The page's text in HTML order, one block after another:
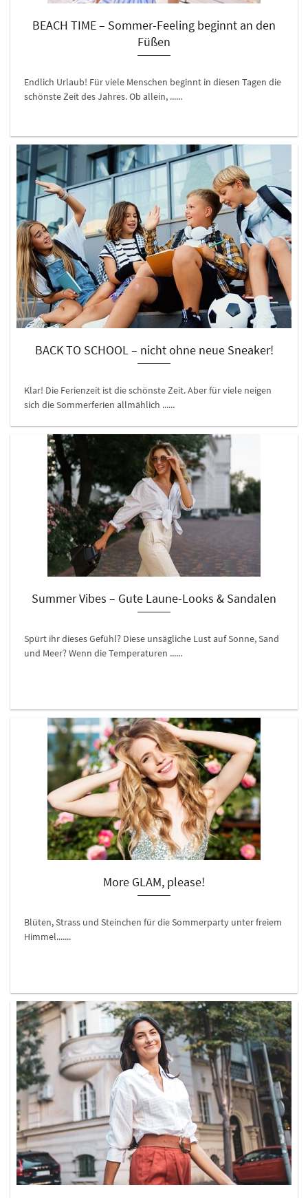
BEACH TIME – Sommer-Feeling beginnt an den
Füßen
Endlich Urlaub! Für viele Menschen beginnt in diesen Tagen die
schönste Zeit des Jahres. Ob allein, ......
BACK TO SCHOOL – nicht ohne neue Sneaker!
Klar! Die Ferienzeit ist die schönste Zeit. Aber für viele neigen
sich die Sommerferien allmählich ......
Summer Vibes – Gute Laune-Looks & Sandalen
Spürt ihr dieses Gefühl? Diese unsägliche Lust auf Sonne, Sand
und Meer? Wenn die Temperaturen ......
More GLAM, please!
Blüten, Strass und Steinchen für die Sommerparty unter freiem
Himmel.......